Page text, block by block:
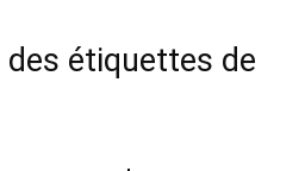
des étiquettes de